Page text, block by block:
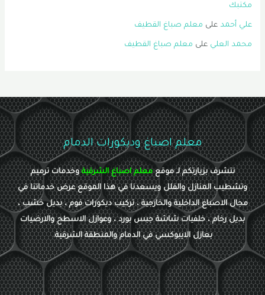
مكتبك
علي أحمد على معلم صباغ القطيف
محمد العلي على معلم صباغ القطيف
معلم اصباغ وديكورات الدمام
نتشرف بزيارتكم لـ موقعمعلم اصباغ الشرقيةوخدمات ترميم
وتشطيب المنازل والفلل ويسعدنا في هذا الموقع عرض خدماتنا في
مجال الاصباغ الداخلية والخارجية ، تركيب ديكورات فوم ، بديل خشب ،
بديل رخام ، خلفيات شاشة جبس بورد ، وعوازل الاسطح والارضيات
بعازل الايبوكسي في الدمام والمنطقة الشرقية.